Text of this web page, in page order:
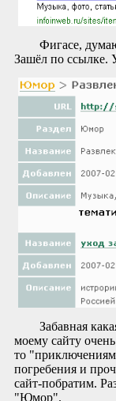
Фигасе,
Зашёл по ссылке.
Забавная
моему сайту
то
погребения и
сайт-побратим.
"Юмор".